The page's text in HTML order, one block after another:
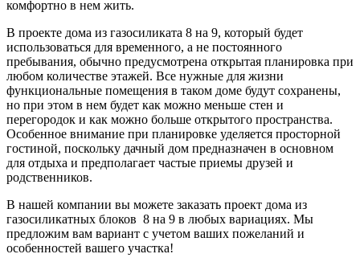
комфортно в нем жить.
В проекте дома из газосиликата 8 на 9, который будет
использоваться для временного, а не постоянного
пребывания, обычно предусмотрена открытая планировка при
любом количестве этажей. Все нужные для жизни
функциональные помещения в таком доме будут сохранены,
но при этом в нем будет как можно меньше стен и
перегородок и как можно больше открытого пространства.
Особенное внимание при планировке уделяется просторной
гостиной, поскольку дачный дом предназначен в основном
для отдыха и предполагает частые приемы друзей и
родственников.
В нашей компании вы можете заказать проект дома из
газосиликатных блоков 8 на 9 в любых вариациях. Мы
предложим вам вариант с учетом ваших пожеланий и
особенностей вашего участка!